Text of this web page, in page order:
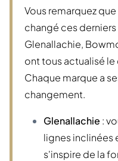
Vous remarquez
changé ces
Glenallachie,
ont tous actualisé
Chaque marque a
changement.
Glenallachie :
lignes inclinées
s'inspire de la